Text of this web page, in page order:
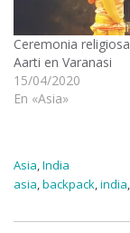
Ceremonia
Aarti en Varanasi
15/04/2020
En «Asia»
Asia,India
asia,backpack,india,